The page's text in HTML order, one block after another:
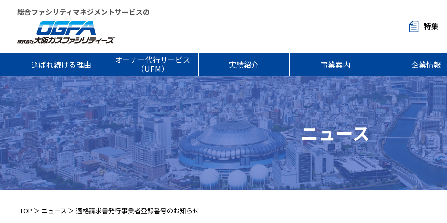
総合ファシリティマネジメントサービスの
特集
選ばれ続ける理由
オーナー代行サービス
（UFM）
実績紹介 事業案内 企業情報
ニュース
TOP ニュース 適格請求書発行事業者登録番号のお知らせ